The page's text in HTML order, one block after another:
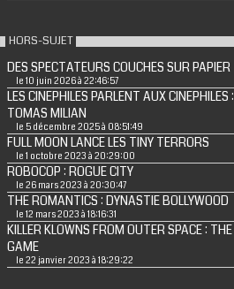
HORS-SUJET
DES SPECTATEURS COUCHES SUR PAPIER
le 10 juin 2026 à 22:46:57
LES CINEPHILES PARLENT AUX CINEPHILES :
TOMAS MILIAN
le 5 décembre 2025 à 08:51:49
FULL MOON LANCE LES TINY TERRORS
le 1 octobre 2023 à 20:29:00
ROBOCOP : ROGUE CITY
le 26 mars 2023 à 20:30:47
THE ROMANTICS : DYNASTIE BOLLYWOOD
le 12 mars 2023 à 18:16:31
KILLER KLOWNS FROM OUTER SPACE : THE
GAME
le 22 janvier 2023 à 18:29:22